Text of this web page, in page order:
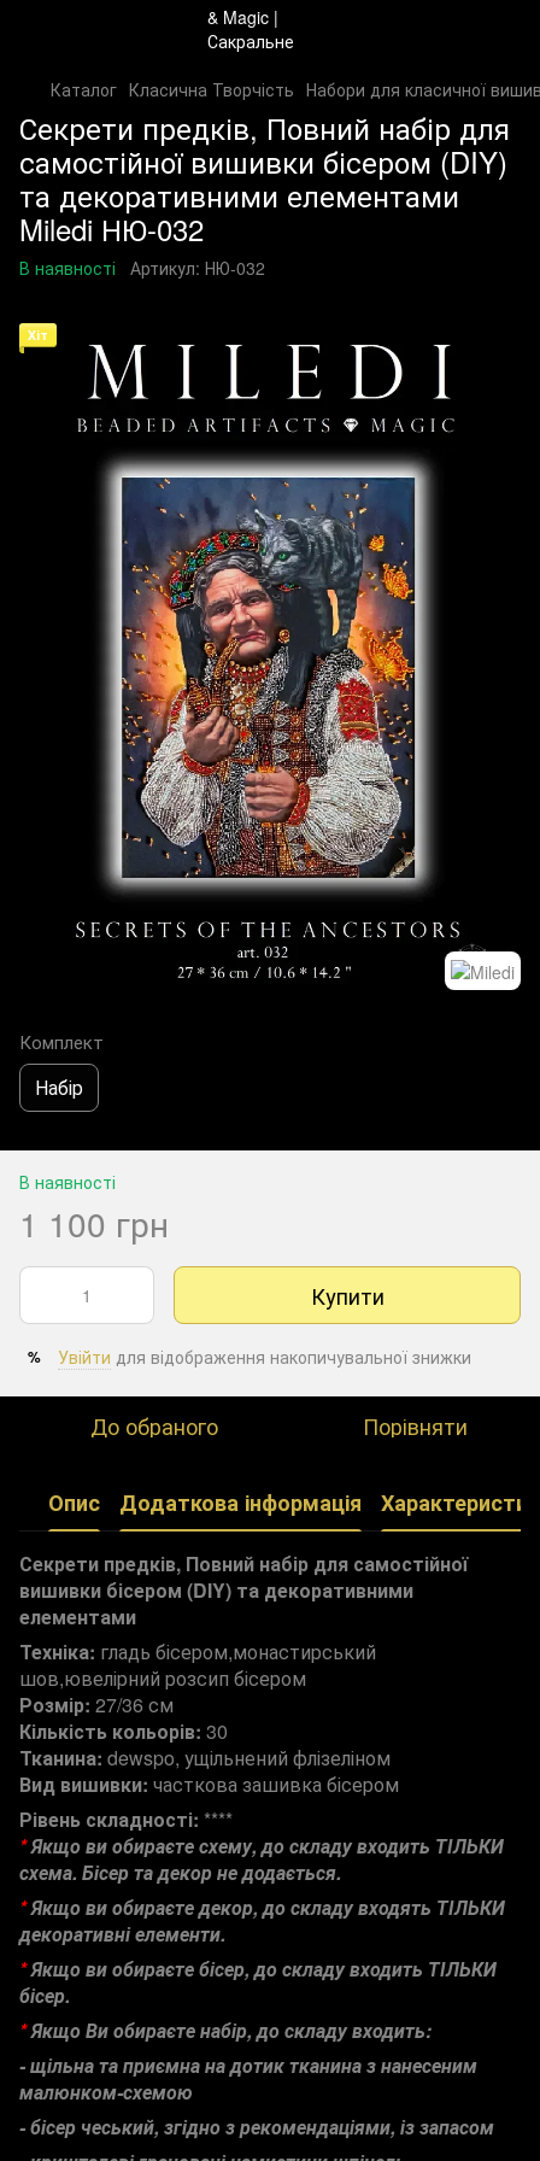
Каталог Класична Творчість Набори для класичної
Секрети предків, Повний набір для
самостійної вишивки бісером (DIY)
та декоративними елементами
Miledi НЮ-032
В наявності Артикул: НЮ-032
Хіт
Комплект
Набір
В наявності
1 100 грн
Купити
% Увійти для відображення накопичувальної знижки
До обраного Порівняти
Опис Додаткова інформація
Секрети предків, Повний набір для самостійної
вишивки бісером (DIY) та декоративними
елементами
Техніка: гладь бісером,монастирський
шов,ювелірний розсип бісером
Розмір: 27/36 см
Кількість кольорів: 30
Тканина: dewspo, ущільнений флізеліном
Вид вишивки: часткова зашивка бісером
Рівень складності: ****
*Якщо ви обираєте схему, до складу входить ТІЛЬКИ
схема. Бісерта декор не додається.
*Якщо ви обираєтедекор, до складу входять ТІЛЬКИ
декоративні елементи.
*Якщо ви обираєтебісер, до складу входить ТІЛЬКИ
бісер.
*Якщо Ви обираєте набір, до складу входить:
- щільна та приємна на дотик тканина з нанесеним
малюнком-схемою
- бісер чеський, згідно з рекомендаціями, із запасом